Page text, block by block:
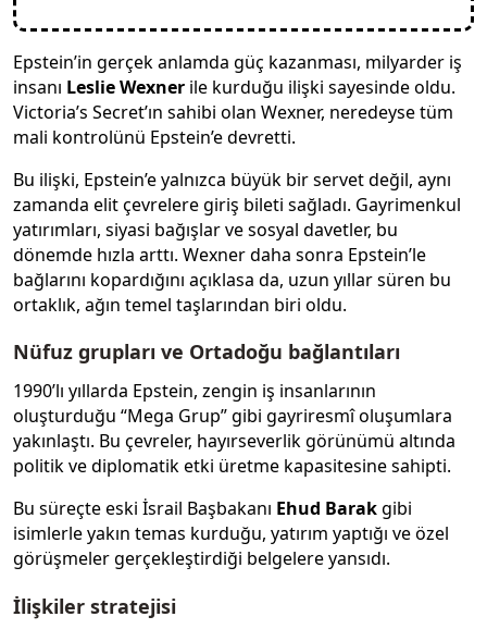
Epstein’in gerçek anlamda güç kazanması, milyarder iş
insanı Leslie Wexner ile kurduğu ilişki sayesinde oldu.
Victoria’s Secret’ın sahibi olan Wexner, neredeyse tüm
mali kontrolünü Epstein’e devretti.
Bu ilişki, Epstein’e yalnızca büyük bir servet değil, aynı
zamanda elit çevrelere giriş bileti sağladı. Gayrimenkul
yatırımları, siyasi bağışlar ve sosyal davetler, bu
dönemde hızla arttı. Wexner daha sonra Epstein’le
bağlarını kopardığını açıklasa da, uzun yıllar süren bu
ortaklık, ağın temel taşlarından biri oldu.
Nüfuz grupları ve Ortadoğu bağlantıları
1990’lı yıllarda Epstein, zengin iş insanlarının
oluşturduğu “Mega Grup” gibi gayriresmî oluşumlara
yakınlaştı. Bu çevreler, hayırseverlik görünümü altında
politik ve diplomatik etki üretme kapasitesine sahipti.
Bu süreçte eski İsrail Başbakanı Ehud Barakgibi
isimlerle yakın temas kurduğu, yatırım yaptığı ve özel
görüşmeler gerçekleştirdiği belgelere yansıdı.
İlişkiler stratejisi